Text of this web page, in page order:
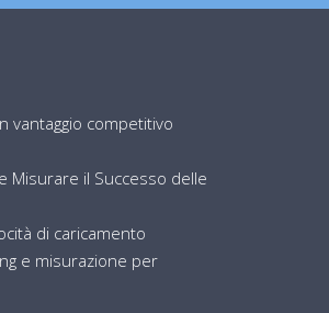
vantaggio competitivo
Misurare il Successo delle
di caricamento
e misurazione per